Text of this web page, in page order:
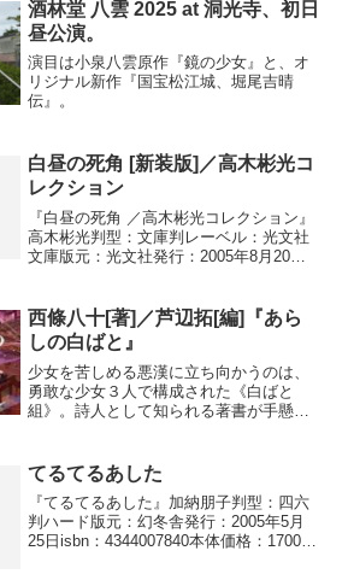
酒林堂 八雲 2025 at 洞光寺、初日
昼公演。
演目は小泉八雲原作『鏡の少女』と、オ
リジナル新作『国宝松江城、堀尾吉晴
伝』。
白昼の死角 [新装版]／高木彬光コ
レクション
『白昼の死角 ／高木彬光コレクション』
高木彬光判型：文庫判レーベル：光文社
文庫版元：光文社発行：2005年8月20日
た昭和二十三年、東大生・隅田光一を...
西條八十[著]／芦辺拓[編]『あら
しの白ばと』
少女を苦しめる悪漢に立ち向かうのは、
勇敢な少女３人で構成された《白ばと
組》。詩人として知られる著書が手懸け
てるてるあした
『てるてるあした』加納朋子判型：四六
判ハード版元：幻冬舎発行：2005年5月
25日isbn：4344007840本体価格：1700円